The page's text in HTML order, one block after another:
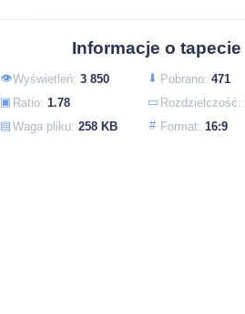
Informacje o tapecie
👁Wyświetleń: 3 850 ⬇ Pobrano: 471
▣ Ratio: 1.78 ▭ Rozdzielczość:
▤ Waga pliku: 258 KB # Format: 16:9